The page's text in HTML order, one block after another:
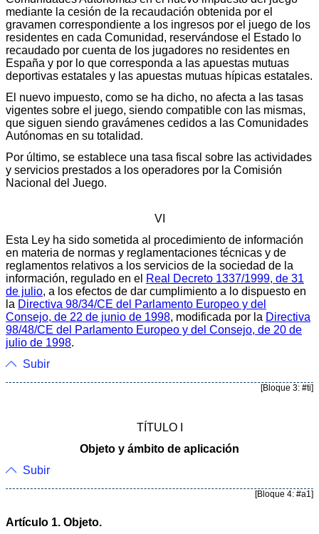
mediante la cesión de la recaudación obtenida por el
gravamen correspondiente a los ingresos por el juego de los
residentes en cada Comunidad, reservándose el Estado lo
recaudado por cuenta de los jugadores no residentes en
España y por lo que corresponda a las apuestas mutuas
deportivas estatales y las apuestas mutuas hípicas estatales.
El nuevo impuesto, como se ha dicho, no afecta a las tasas
vigentes sobre el juego, siendo compatible con las mismas,
que siguen siendo gravámenes cedidos a las Comunidades
Autónomas en su totalidad.
Por último, se establece una tasa fiscal sobre las actividades
y servicios prestados a los operadores por la Comisión
Nacional del Juego.
VI
Esta Ley ha sido sometida al procedimiento de información
en materia de normas y reglamentaciones técnicas y de
reglamentos relativos a los servicios de la sociedad de la
información, regulado en el Real Decreto 1337/1999, de 31
de julio, a los efectos de dar cumplimiento a lo dispuesto en
la Directiva 98/34/CE del Parlamento Europeo y del
Consejo, de 22 de junio de 1998, modificada por la Directiva
98/48/CE del Parlamento Europeo y del Consejo, de 20 de
julio de 1998.
Subir
[Bloque 3: #ti]
TÍTULO I
Objeto y ámbito de aplicación
Subir
[Bloque 4: #a1]
Artículo 1. Objeto.